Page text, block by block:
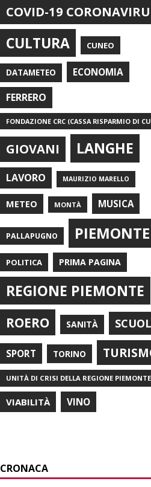
COVID-19
CULTURA CUNEO
DATAMETEO ECONOMIA
FERRERO
FONDAZIONE CRC (CASSA RISPARMIO DI
GIOVANI LANGHE
LAVORO MAURIZIO MARELLO
METEO MONTÀ MUSICA
PALLAPUGNO PIEMONTE
POLITICA PRIMA PAGINA
REGIONE PIEMONTE
ROERO SANITÀ
SPORT TORINO
UNITÀ DI CRISI DELLA REGIONE PIEMONTE
VIABILITÀ VINO
CRONACA